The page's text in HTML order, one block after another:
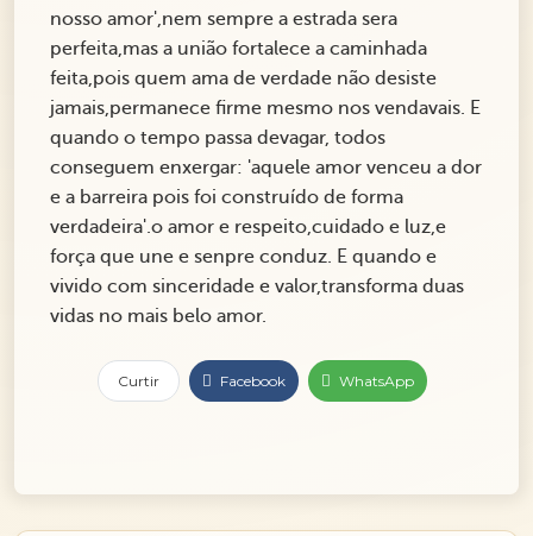
nosso amor',nem sempre a estrada sera
perfeita,mas a união fortalece a caminhada
feita,pois quem ama de verdade não desiste
jamais,permanece firme mesmo nos vendavais. E
quando o tempo passa devagar, todos
conseguem enxergar: 'aquele amor venceu a dor
e a barreira pois foi construído de forma
verdadeira'.o amor e respeito,cuidado e luz,e
força que une e senpre conduz. E quando e
vivido com sinceridade e valor,transforma duas
vidas no mais belo amor.
Curtir Facebook WhatsApp